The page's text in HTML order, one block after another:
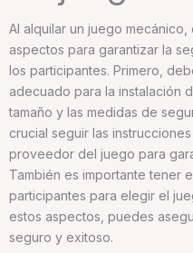
Al alquilar un juego
aspectos para garantizar la
los participantes. Primero,
adecuado para la instalación
tamaño y las medidas de
crucial seguir las
proveedor del juego para
También es importante tener
participantes para elegir el
estos aspectos, puedes
seguro y exitoso.